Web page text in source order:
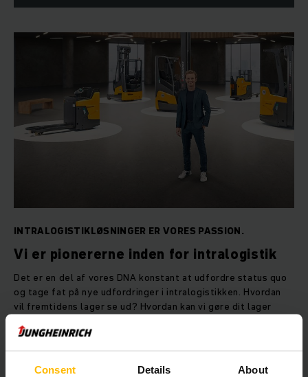
Consent Details About
INTRALOGISTIKLØSNINGER ER VORES PASSION.
Vi er pionererne inden for intralogistik
Det er en del af vores DNA konstant at udfordre status quo
og tage fat på nye udfordringer i intralogistikken. Hvordan
vil fremtidens lager se ud? Hvordan kan vi gøre dit lager
mere.